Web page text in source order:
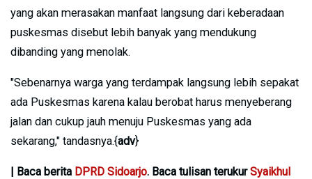
yang akan merasakan manfaat langsung dari keberadaan
puskesmas disebut lebih banyak yang mendukung
dibanding yang menolak.
"Sebenarnya warga yang terdampak langsung lebih sepakat
ada Puskesmas karena kalau berobat harus menyeberang
jalan dan cukup jauh menuju Puskesmas yang ada
sekarang," tandasnya.{adv}
| Baca berita DPRD Sidoarjo. Baca tulisan terukurSyaikhul